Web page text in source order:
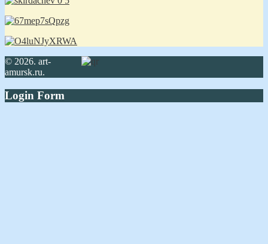
© 2026. art-
amursk.ru.
Login Form